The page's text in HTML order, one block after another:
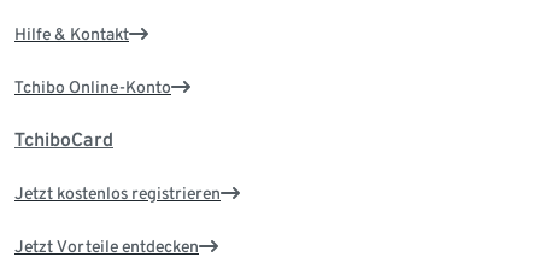
Hilfe & Kontakt
Tchibo Online-Konto
TchiboCard
Jetzt kostenlos registrieren
Jetzt Vorteile entdecken